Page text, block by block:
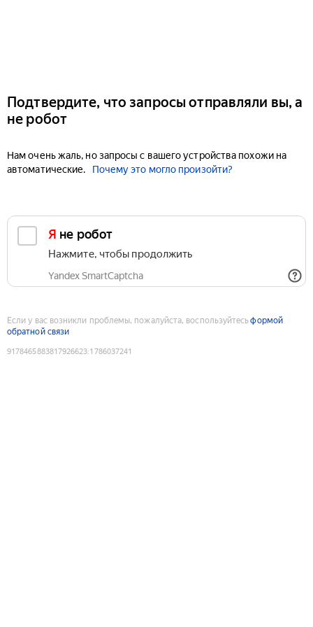
Подтвердите, что запросы отправляли вы, а
не робот
Нам очень жаль, но запросы с вашего устройства похожи на
автоматические.
Почему это могло произойти?
Я не робот
Нажмите, чтобы продолжить
Yandex SmartCaptcha
Если у вас возникли проблемы, пожалуйста, воспользуйтесьформой
обратной связи
9178465883817926623:1786037241